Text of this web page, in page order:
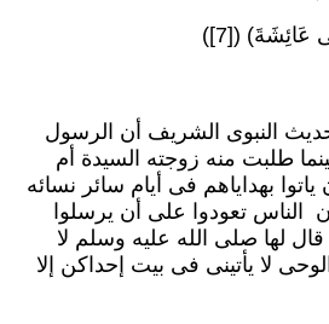
([7])
النبوى الشريف أن الرسول
طلبت منه زوجته السيدة أم
بهداياهم فى أيام سائر نسائه
تعودوا على أن يرسلوا
لها صلى الله عليه وسلم لا
لا يأتينى فى بيت إحداكن إلا